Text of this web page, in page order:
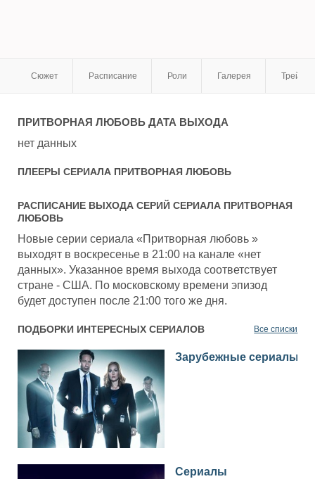
Сюжет Расписание Роли Галерея
ПРИТВОРНАЯ ЛЮБОВЬДАТА ВЫХОДА
нет данных
ПЛЕЕРЫ СЕРИАЛА ПРИТВОРНАЯ ЛЮБОВЬ
РАСПИСАНИЕ ВЫХОДА СЕРИЙ СЕРИАЛА ПРИТВОРНАЯ
ЛЮБОВЬ
Новые серии сериала «Притворная любовь »
выходят в воскресенье в 21:00 на канале «нет
данных». Указанное время выхода соответствует
стране - США. По московскому времени эпизод
будет доступен после 21:00 того же дня.
ПОДБОРКИ ИНТЕРЕСНЫХ СЕРИАЛОВ Все списки
Зарубежные сериалы
Сериалы